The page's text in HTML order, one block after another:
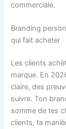
commerciale.
Branding
qui fait acheter
Les clients
marque. En
claire, des
suivre. Ton
somme de tes
clients, ta